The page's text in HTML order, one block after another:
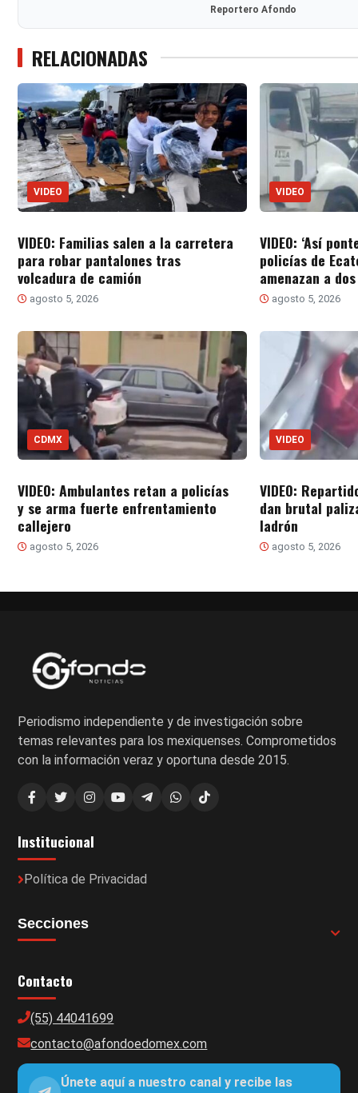
Reportero Afondo
RELACIONADAS
VIDEO
VIDEO: Familias salen a la carretera
para robar pantalones tras
volcadura de camión
agosto 5, 2026
VIDEO
VIDEO: ‘Así
policías de
amenazan a
agosto 5, 2026
CDMX
VIDEO: Ambulantes retan a policías
y se arma fuerte enfrentamiento
callejero
agosto 5, 2026
VIDEO
VIDEO:
dan brutal
ladrón
agosto 5, 2026
Periodismo independiente y de investigación sobre
temas relevantes para los mexiquenses. Comprometidos
con la información veraz y oportuna desde 2015.
Institucional
Política de Privacidad
Secciones
Contacto
(55) 44041699
contacto@afondoedomex.com
Únete aquí a nuestro canal y recibe las